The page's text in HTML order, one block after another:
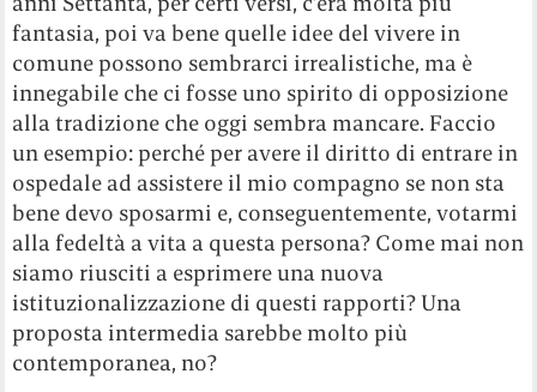
fantasia, poi va bene quelle idee del vivere in
comune possono sembrarci irrealistiche, ma è
innegabile che ci fosse uno spirito di opposizione
alla tradizione che oggi sembra mancare. Faccio
un esempio: perché per avere il diritto di entrare in
ospedale ad assistere il mio compagno se non sta
bene devo sposarmi e, conseguentemente, votarmi
alla fedeltà a vita a questa persona? Come mai non
siamo riusciti a esprimere una nuova
istituzionalizzazione di questi rapporti? Una
proposta intermedia sarebbe molto più
contemporanea, no?